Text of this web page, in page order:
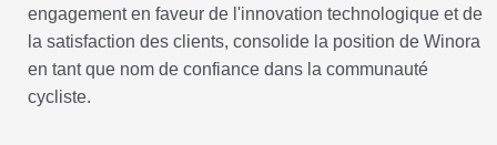
engagement en faveur de l'innovation technologique et de
la satisfaction des clients, consolide la position de Winora
en tant que nom de confiance dans la communauté
cycliste.